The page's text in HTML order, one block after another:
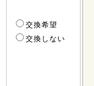
交換希望
交換しない